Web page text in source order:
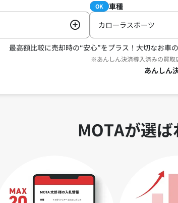
必須 車種
OK
カローラスポーツ
最高額比較に売却時の“安心”をプラス！ 大切なお車
※あんしん決済導入済みの買取
あんしん
MOTAが選